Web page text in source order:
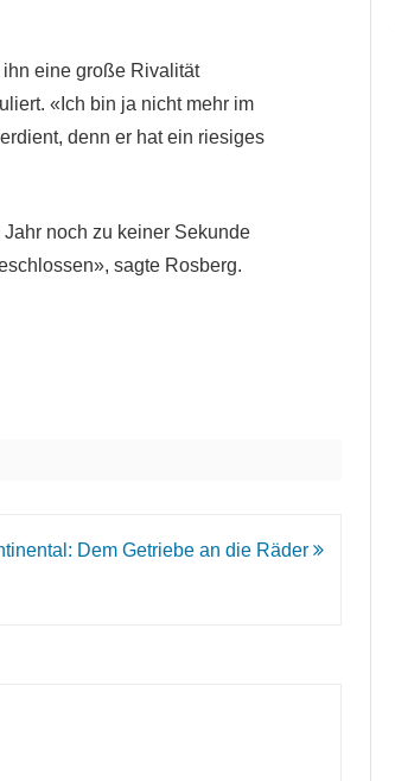
eine große Rivalität
«Ich bin ja nicht mehr im
denn er hat ein riesiges
noch zu keiner Sekunde
sagte Rosberg.
Dem Getriebe an die Räder